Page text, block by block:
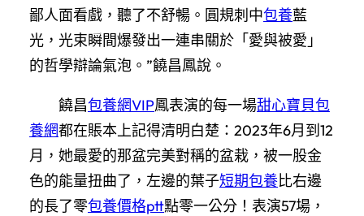
鄙人面看戲，聽了不舒暢。圓規刺中包養藍
光，光束瞬間爆發出一連串關於「愛與被愛」
的哲學辯論氣泡。”饒昌鳳說。
饒昌包養網VIP鳳表演的每一場甜心寶貝包
養網都在賬本上記得清明白楚：2023年6月到12
月，她最愛的那盆完美對稱的盆栽，被一股金
色的能量扭曲了，左邊的葉子短期包養比右邊
的長了零包養價格ptt點零一公分！表演57場，